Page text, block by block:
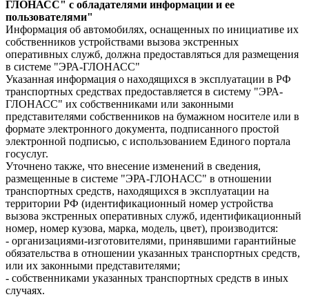
ГЛОНАСС" с обладателями информации и ее
пользователями"
Информация об автомобилях, оснащенных по инициативе их
собственников устройствами вызова экстренных
оперативных служб, должна предоставляться для размещения
в системе "ЭРА-ГЛОНАСС"
Указанная информация о находящихся в эксплуатации в РФ
транспортных средствах предоставляется в систему "ЭРА-
ГЛОНАСС" их собственниками или законными
представителями собственников на бумажном носителе или в
формате электронного документа, подписанного простой
электронной подписью, с использованием Единого портала
госуслуг.
Уточнено также, что внесение изменений в сведения,
размещенные в системе "ЭРА-ГЛОНАСС" в отношении
транспортных средств, находящихся в эксплуатации на
территории РФ (идентификационный номер устройства
вызова экстренных оперативных служб, идентификационный
номер, номер кузова, марка, модель, цвет), производится:
- организациями-изготовителями, принявшими гарантийные
обязательства в отношении указанных транспортных средств,
или их законными представителями;
- собственниками указанных транспортных средств в иных
случаях.